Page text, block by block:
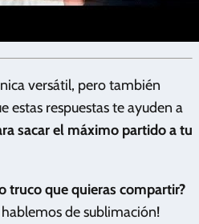
versátil, pero también
estas respuestas te ayuden a
sacar el máximo partido a tu
truco que quieras compartir?
de sublimación!